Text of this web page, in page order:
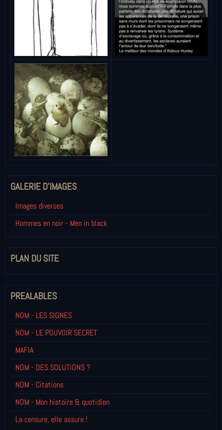
GALERIE D'IMAGES
Images diverses
Hommes en noir - Men in black
PLAN DU SITE
PREALABLES
NOM - LES SIGNES
NOM - LE POUVOIR SECRET
MAFIA
NOM - DES SOLUTIONS ?
NOM - Citations
NOM - Mon histoire & quotidien
La censure, elle assure !